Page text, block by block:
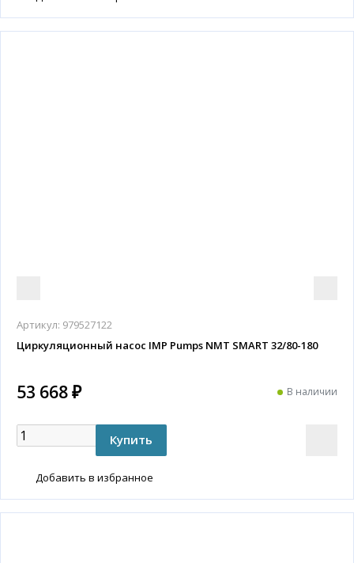
Артикул: 979527122
Циркуляционный насос IMP Pumps NMT SMART 32/80-180
53 668 ₽ В наличии
Добавить в избранное